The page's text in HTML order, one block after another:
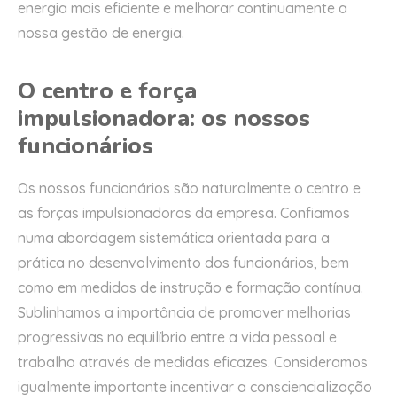
energia mais eficiente e melhorar continuamente a
nossa gestão de energia.
O centro e força
impulsionadora: os nossos
funcionários
Os nossos funcionários são naturalmente o centro e
as forças impulsionadoras da empresa. Confiamos
numa abordagem sistemática orientada para a
prática no desenvolvimento dos funcionários, bem
como em medidas de instrução e formação contínua.
Sublinhamos a importância de promover melhorias
progressivas no equilíbrio entre a vida pessoal e
trabalho através de medidas eficazes. Consideramos
igualmente importante incentivar a consciencialização